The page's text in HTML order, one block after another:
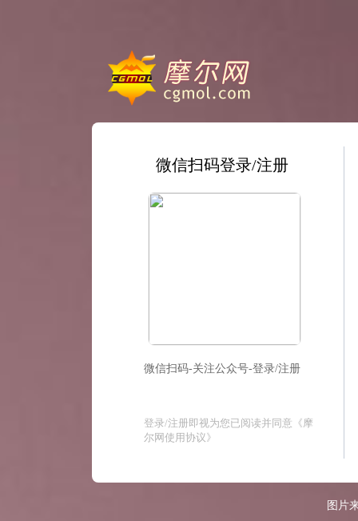
微信扫码登录/注册
微信扫码-关注公众号-登录/注册
登录/注册即视为您已阅读并同意 《摩
尔网使用协议》
图片